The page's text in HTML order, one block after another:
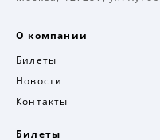
О компании
Билеты
Новости
Контакты
Билеты